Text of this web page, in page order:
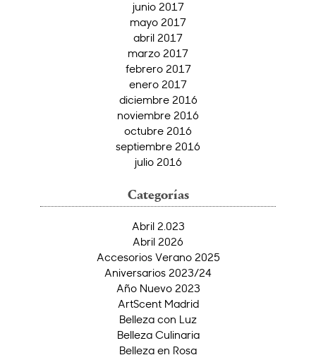
junio 2017
mayo 2017
abril 2017
marzo 2017
febrero 2017
enero 2017
diciembre 2016
noviembre 2016
octubre 2016
septiembre 2016
julio 2016
Categorías
Abril 2.023
Abril 2026
Accesorios Verano 2025
Aniversarios 2023/24
Año Nuevo 2023
ArtScent Madrid
Belleza con Luz
Belleza Culinaria
Belleza en Rosa